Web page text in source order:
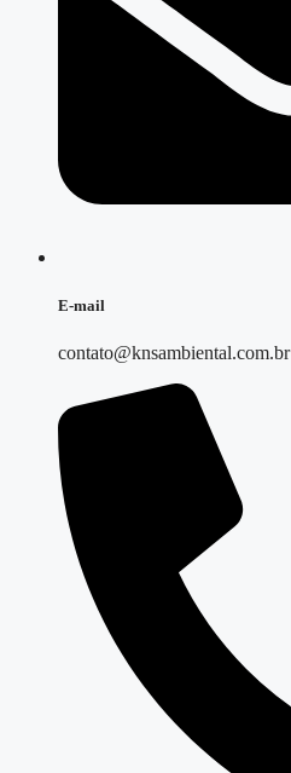
E-mail
contato@knsambiental.com.br